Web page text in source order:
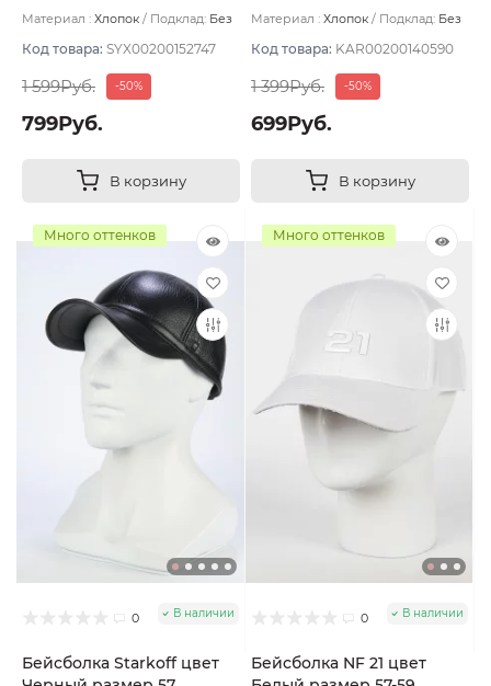
размер 57-58
Материал : Хлопок Подклад: Без
Код товара: SYX00200152747
1 599Руб. -50%
799Руб.
В корзину
светлый размер 57-58
Материал : Хлопок Подклад: Без
Код товара: KAR00200140590
1 399Руб. -50%
699Руб.
В корзину
Много оттенков
0 В наличии
Бейсболка Starkoff цвет
Много оттенков
0 В наличии
Бейсболка NF 21 цвет